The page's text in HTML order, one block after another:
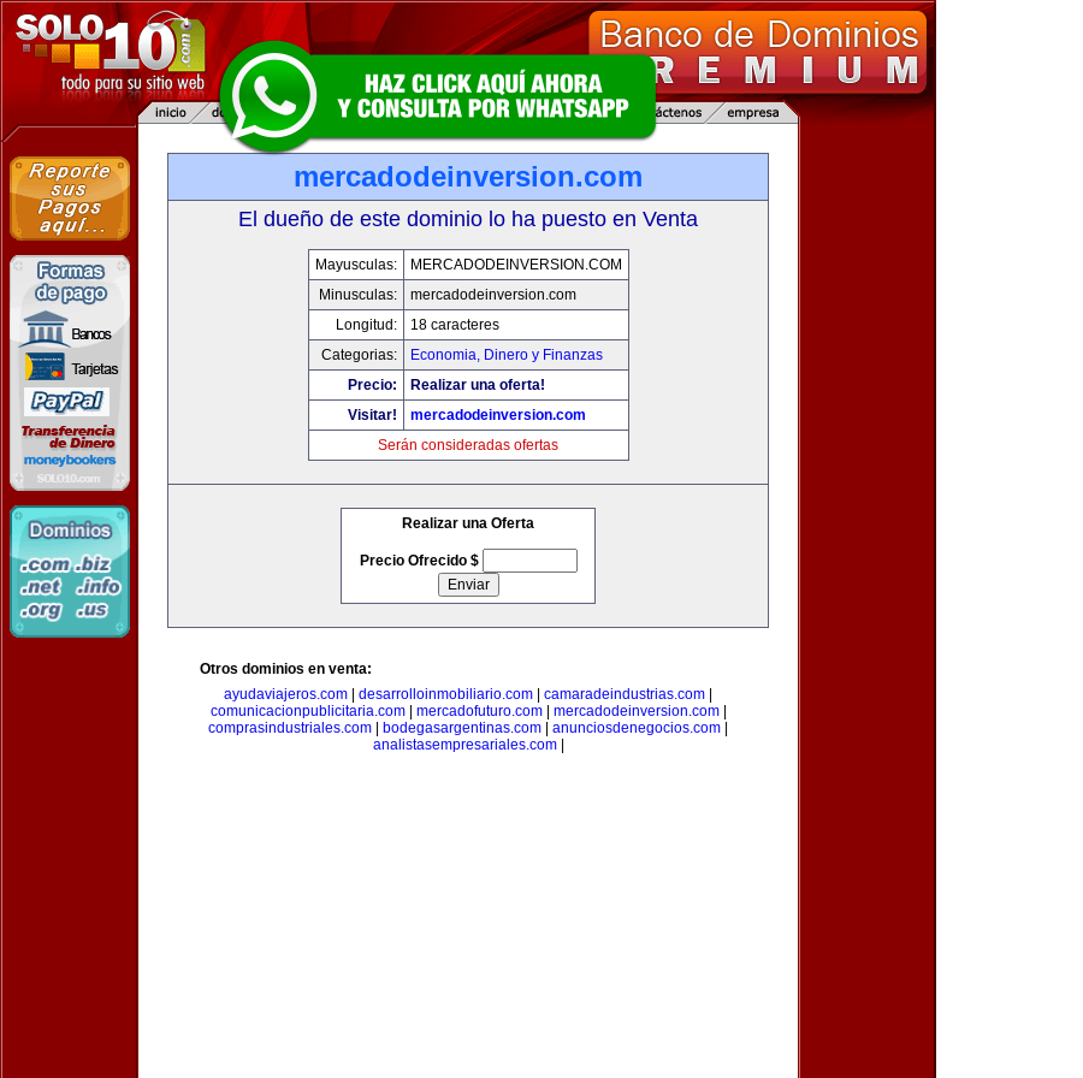
mercadodeinversion.com
El dueño de este dominio lo ha puesto en Venta
Mayusculas:
MERCADODEINVERSION.COM
Minusculas:
mercadodeinversion.com
Longitud:
18 caracteres
Categorias:
Economia, Dinero y Finanzas
Precio:
Realizar una oferta!
Visitar!
mercadodeinversion.com
Serán consideradas ofertas
Realizar una Oferta
Precio Ofrecido $
Otros dominios en venta:
ayudaviajeros.com
desarrolloinmobiliario.com camaradeindustrias.com
comunicacionpublicitaria.com| mercadofuturo.com| mercadodeinversion.com|
comprasindustriales.com
bodegasargentinas.com anunciosdenegocios.com
analistasempresariales.com|